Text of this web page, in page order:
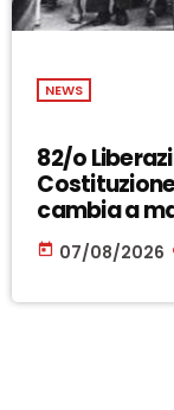
NEWS
82/o
cambia a
today 07/08/2026